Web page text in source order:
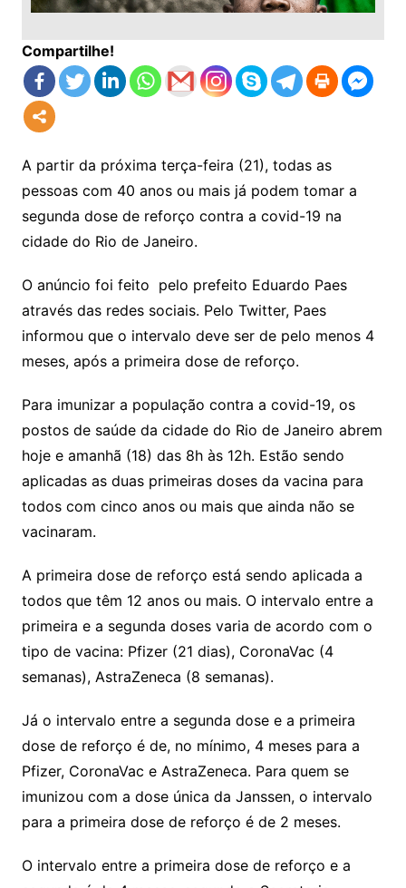
Compartilhe!
A partir da próxima terça-feira (21), todas as
pessoas com 40 anos ou mais já podem tomar a
segunda dose de reforço contra a covid-19 na
cidade do Rio de Janeiro.
O anúncio foi feito pelo prefeito Eduardo Paes
através das redes sociais. Pelo Twitter, Paes
informou que o intervalo deve ser de pelo menos 4
meses, após a primeira dose de reforço.
Para imunizar a população contra a covid-19, os
postos de saúde da cidade do Rio de Janeiro abrem
hoje e amanhã (18) das 8h às 12h. Estão sendo
aplicadas as duas primeiras doses da vacina para
todos com cinco anos ou mais que ainda não se
vacinaram.
A primeira dose de reforço está sendo aplicada a
todos que têm 12 anos ou mais. O intervalo entre a
primeira e a segunda doses varia de acordo com o
tipo de vacina: Pfizer (21 dias), CoronaVac (4
semanas), AstraZeneca (8 semanas).
Já o intervalo entre a segunda dose e a primeira
dose de reforço é de, no mínimo, 4 meses para a
Pfizer, CoronaVac e AstraZeneca. Para quem se
imunizou com a dose única da Janssen, o intervalo
para a primeira dose de reforço é de 2 meses.
O intervalo entre a primeira dose de reforço e a